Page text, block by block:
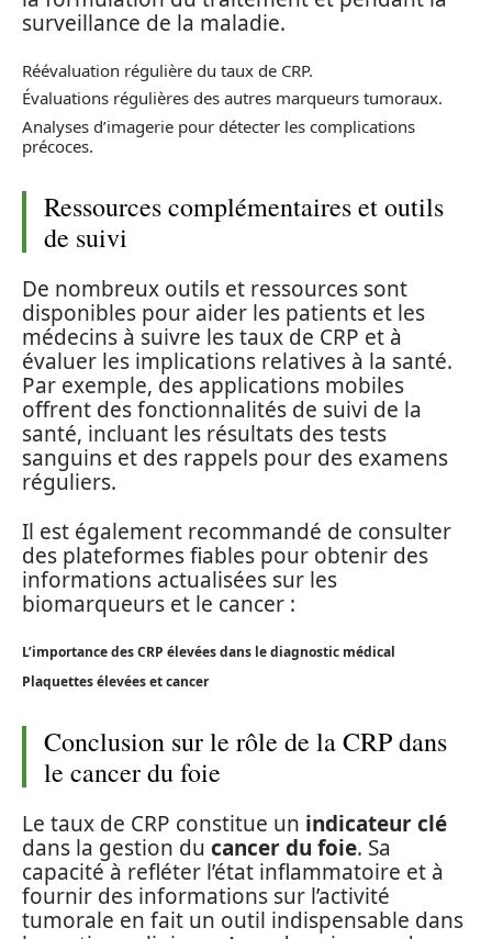
surveillance de la maladie.
Réévaluation régulière du taux de CRP.
Évaluations régulières des autres marqueurs tumoraux.
Analyses d’imagerie pour détecter les complications
précoces.
Ressources complémentaires et outils
de suivi
De nombreux outils et ressources sont
disponibles pour aider les patients et les
médecins à suivre les taux de CRP et à
évaluer les implications relatives à la santé.
Par exemple, des applications mobiles
offrent des fonctionnalités de suivi de la
santé, incluant les résultats des tests
sanguins et des rappels pour des examens
réguliers.
Il est également recommandé de consulter
des plateformes fiables pour obtenir des
informations actualisées sur les
biomarqueurs et le cancer :
L’importance des CRP élevées dans le diagnostic médical
Plaquettes élevées et cancer
Conclusion sur le rôle de la CRP dans
le cancer du foie
Le taux de CRP constitue un indicateur clé
dans la gestion du cancer du foie. Sa
capacité à refléter l’état inflammatoire et à
fournir des informations sur l’activité
tumorale en fait un outil indispensable dans